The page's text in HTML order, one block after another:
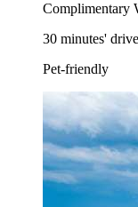
Complimentary
30 minutes'
Pet-friendly